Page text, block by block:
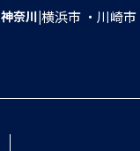
神奈川 横浜市 川崎市